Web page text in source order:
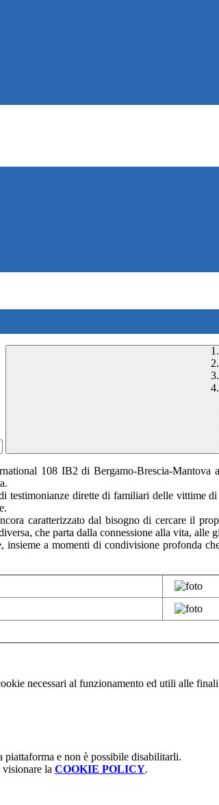
108 IB2 di Bergamo-Brescia-Mantova
dirette di familiari delle vittime
caratterizzato dal bisogno di cercare il
che parta dalla connessione alla vita,
insieme a momenti di condivisione profonda
necessari al funzionamento ed utili alle
e non è possibile disabilitarli.
la COOKIE POLICY.